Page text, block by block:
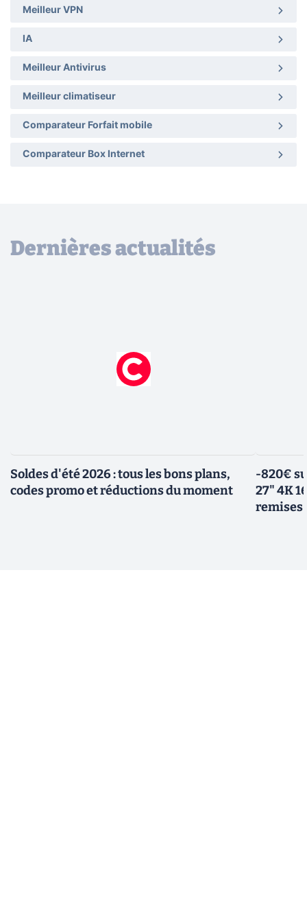
Meilleur VPN
IA
Meilleur Antivirus
Meilleur climatiseur
Comparateur Forfait mobile
Comparateur Box Internet
Dernières actualités
Soldes d'été 2026 : tous les bons plans,
codes promo et réductions du moment
-820€
27" 4K
remises